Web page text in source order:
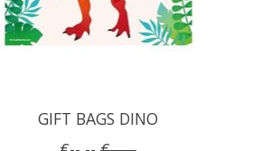
GIFT BAGS DINO